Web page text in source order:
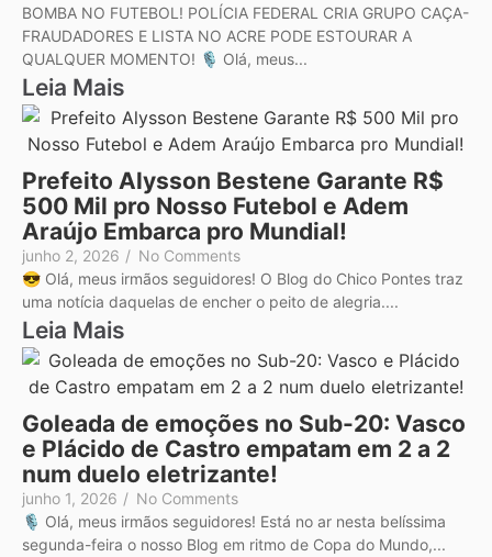
BOMBA NO FUTEBOL! POLÍCIA FEDERAL CRIA GRUPO CAÇA-
FRAUDADORES E LISTA NO ACRE PODE ESTOURAR A
QUALQUER MOMENTO! 🎙️ Olá, meus...
Leia Mais
Prefeito Alysson Bestene Garante R$
500 Mil pro Nosso Futebol e Adem
Araújo Embarca pro Mundial!
junho 2, 2026 / No Comments
😎 Olá, meus irmãos seguidores! O Blog do Chico Pontes traz
uma notícia daquelas de encher o peito de alegria....
Leia Mais
Goleada de emoções no Sub-20: Vasco
e Plácido de Castro empatam em 2 a 2
num duelo eletrizante!
junho 1, 2026 / No Comments
🎙️ Olá, meus irmãos seguidores! Está no ar nesta belíssima
segunda-feira o nosso Blog em ritmo de Copa do Mundo,...